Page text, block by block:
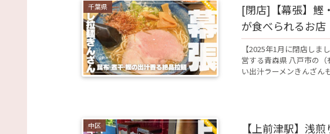
千葉県
[閉店]【幕張】鰹
が食べられるお店
【2025年1月に閉店しま
営する青森県 八戸市の
い出汁ラーメンきんざん
中区
【上前津駅】浅